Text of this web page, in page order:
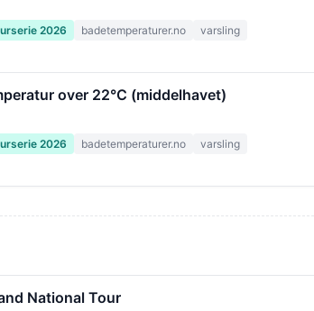
2026 badetemperaturer.no
varsling
over 22°C (middelhavet)
2026 badetemperaturer.no
varsling
National Tour